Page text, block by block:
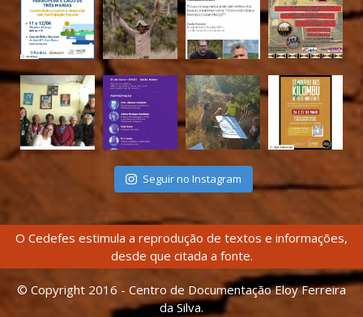
Seguir no Instagram
O Cedefes estimula a reprodução de textos e informações,
desde que citada a fonte.
© Copyright 2016 - Centro de Documentação Eloy Ferreira
da Silva.